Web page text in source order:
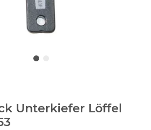
Unterkiefer Löffel